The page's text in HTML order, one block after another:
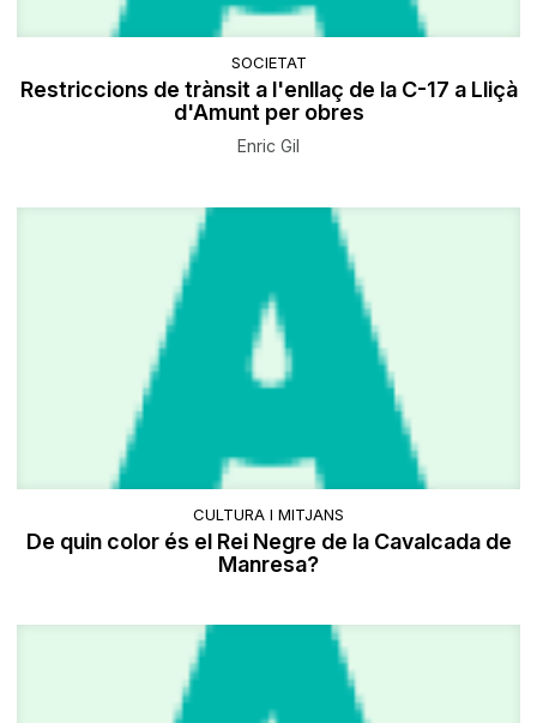
SOCIETAT
Restriccions de trànsit a l'enllaç de la C-17 a Lliçà
d'Amunt per obres
Enric Gil
CULTURA I MITJANS
De quin color és el Rei Negre de la Cavalcada de
Manresa?